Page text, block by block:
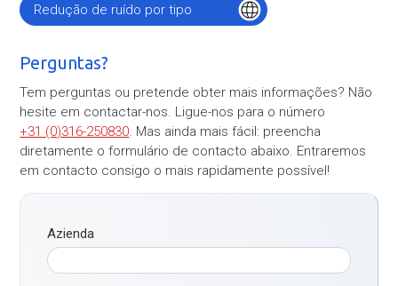
Redução de ruído por tipo
Perguntas?
Tem perguntas ou pretende obter mais informações? Não
hesite em contactar-nos. Ligue-nos para o número
+31 (0)316-250830 . Mas ainda mais fácil: preencha
diretamente o formulário de contacto abaixo. Entraremos
em contacto consigo o mais rapidamente possível!
Azienda